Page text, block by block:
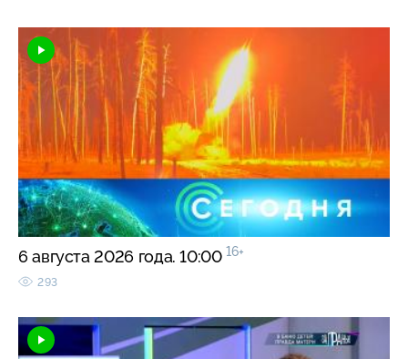
6 августа 2026 года. 10:00 16+
293